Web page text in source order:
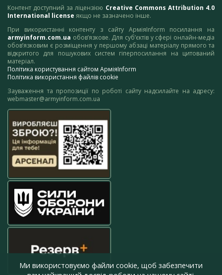
Контент доступний за ліцензією Creative Commons Attribution 4.0
International license якщо не зазначено інше.
При використанні контенту з сайту АрміяInform посилання на
armyinform.com.ua обов’язкове. Для суб’єктів у сфері онлайн-медіа
обов’язковим є розміщення у першому абзаці матеріалу прямого та
відкритого для пошукових систем гіперпосилання на цитований
матеріал.
Політика користування сайтом АрміяInform
Політика використання файлів cookie
Зауваження та пропозиції по роботі сайту надсилайте на адресу:
webmaster@armyinform.com.ua
Ми використовуємо файли cookie, щоб забезпечити